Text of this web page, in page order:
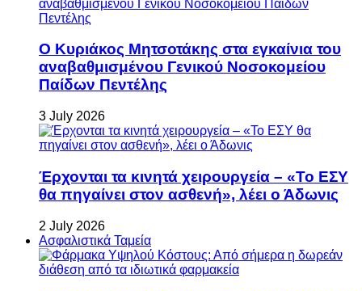
Ο Κυριάκος Μητσοτάκης στα εγκαίνια του
αναβαθμισμένου Γενικού Νοσοκομείου
Παίδων Πεντέλης
3 July 2026
Έρχονται τα κινητά χειρουργεία – «Το ΕΣΥ
θα πηγαίνει στον ασθενή», λέει ο Άδωνις
2 July 2026
Ασφαλιστικά Ταμεία